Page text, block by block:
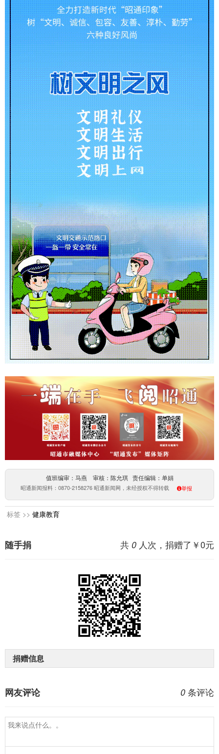
值班编审：马燕 审核：陈允琪 责任编辑：单娟
昭通新闻报料：0870-2158276 昭通新闻网，未经授权不得转载 举报
标签 >> 健康教育
共 0 人次，捐赠了￥0元
随手捐
捐赠信息
0 条评论
网友评论